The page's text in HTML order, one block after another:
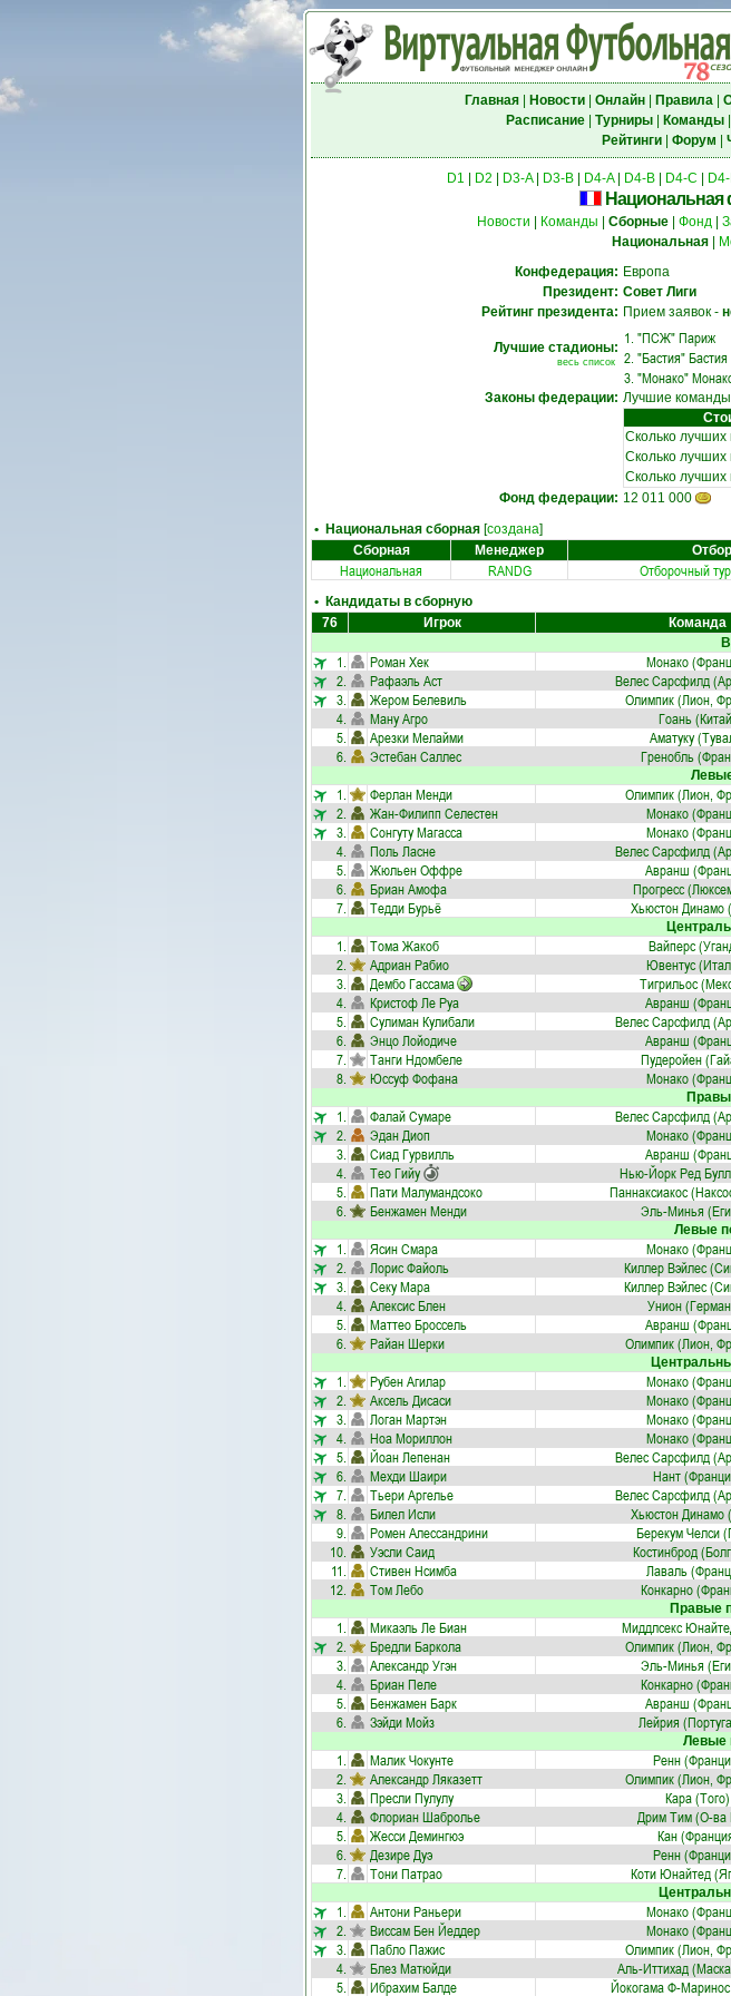
Главная| Новости| Онлайн| Правила|
Расписание| Турниры| Команды|
Рейтинги| Форум
D1 D2 D3-A| D3-B| D4-A| D4-B| D4-C
Новости Команды Сборные| Фонд|
Национальная|
Конфедерация: Европа
Президент: Совет Лиги
Рейтинг президента: Прием заявок -
Лучшие стадионы:
весь список
1. "ПСЖ" Париж
2. "Бастия" Бастия
3. "Монако"
Законы федерации: Лучшие
Сколько лучших
Сколько лучших
Сколько лучших
Фонд федерации: 12 011 000
• Национальная сборная [создана]
Сборная
Менеджер
Национальная RANDG Отборочный
• Кандидаты в сборную
76
Игрок Команда
1. Роман Хек Монако
2.
Рафаэль Аст Велес Сарсфилд
3.
Жером Белевиль Олимпик (Лион,
4.
Ману Агро Гоань
5.
Арезки Мелайми Аматуку
6.
Эстебан Саллес Гренобль
1. Ферлан Менди Олимпик (Лион,
2.
Жан-Филипп Селестен Монако
3.
Сонгуту Магасса Монако
4.
Поль Ласне Велес Сарсфилд
5.
Жюльен Оффре Авранш
6.
Бриан Амофа Прогресс
7.
Тедди Бурьё Хьюстон
1. Тома Жакоб Вайперс
2.
Адриан Рабио Ювентус
3.
Дембо Гассама Тигрильос
4.
Кристоф Ле Руа Авранш
5.
Cулиман Кулибали Велес Сарсфилд
6.
Энцо Лойодиче Авранш
7.
Танги Ндомбеле Пудеройен
8.
Юссуф Фофана Монако
1. Фалай Сумаре Велес Сарсфилд
2.
Эдан Диоп Монако
3.
Сиад Гурвилль Авранш
4.
Тео Гийу Нью-Йорк Ред
5.
Пати Малумандсоко Паннаксиакос
6.
Бенжамен Менди Эль-Минья
Левые
1. Ясин Смара Монако
2.
Лорис Файоль Киллер Вэйлес
3.
Секу Мара Киллер Вэйлес
4.
Алексис Блен Унион
5.
Маттео Броссель Авранш
6.
Райан Шерки Олимпик (Лион,
1. Рубен Агилар Монако
2.
Аксель Дисаси Монако
3.
Логан Мартэн Монако
4.
Ноа Мориллон Монако
5.
Йоан Лепенан Велес Сарсфилд
6.
Мехди Шаири Нант
7.
Тьери Аргелье Велес Сарсфилд
8.
Билел Исли Хьюстон
9.
Ромен Алессандрини Берекум Челси
10.
Уэсли Саид Костинброд
11.
Стивен Нсимба Лаваль
12.
Том Лебо Конкарно
Правые
1. Микаэль Ле Биан Миддлсекс
2.
Бредли Баркола Олимпик (Лион,
3.
Александр Угэн Эль-Минья
4.
Бриан Пеле Конкарно
5.
Бенжамен Барк Авранш
6.
Зэйди Мойз Лейрия
Левые
1. Малик Чокунте Ренн
2.
Александр Ляказетт Олимпик (Лион,
3.
Пресли Пулулу Кара (Того)
4.
Флориан Шабролье Дрим Тим (О-ва
5.
Жесси Демингюэ Кан
6.
Дезире Дуэ Ренн
7.
Тони Патрао Коти Юнайтед
1. Антони Раньери Монако
2.
Виссам Бен Йеддер Монако
3.
Пабло Пажис Олимпик (Лион,
4.
Блез Матюйди Аль-Иттихад
5.
Ибрахим Балде Йокогама Ф-